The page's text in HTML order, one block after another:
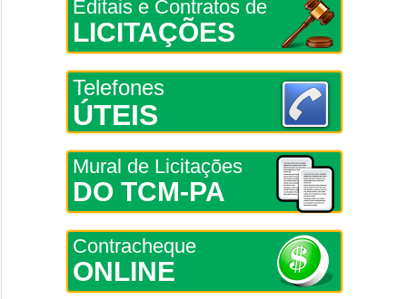
Editais e Contratos de
LICITAÇÕES
Telefones
ÚTEIS
Mural de Licitações
DO TCM-PA
Contracheque
ONLINE